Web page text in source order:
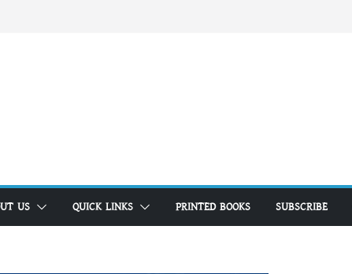
US QUICK LINKS PRINTED BOOKS SUBSCRIBE